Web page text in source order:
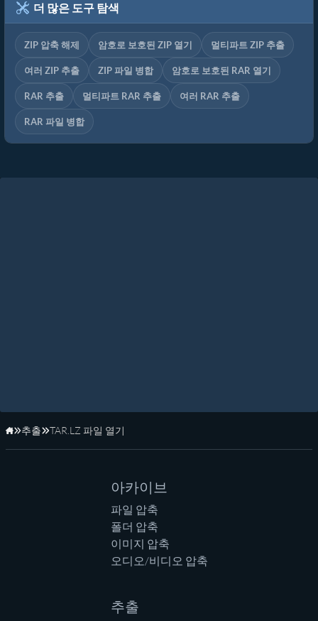
더 많은 도구 탐색
ZIP 압축 해제 암호로 보호된 ZIP 열기 멀티파트 ZIP 추출
여러 ZIP 추출 ZIP 파일 병합 암호로 보호된 RAR 열기
RAR 추출 멀티파트 RAR 추출 여러 RAR 추출
RAR 파일 병합
홈페이지
추출 TAR.LZ 파일 열기
아카이브
파일 압축
폴더 압축
이미지 압축
오디오/비디오 압축
추출